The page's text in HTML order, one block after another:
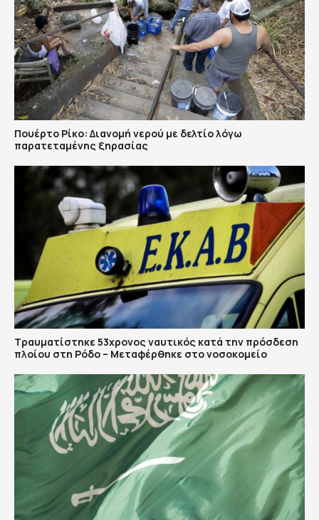
Πουέρτο Ρίκο: Διανομή νερού με δελτίο λόγω
παρατεταμένης ξηρασίας
Τραυματίστηκε 53χρονος ναυτικός κατά την πρόσδεση
πλοίου στη Ρόδο – Μεταφέρθηκε στο νοσοκομείο